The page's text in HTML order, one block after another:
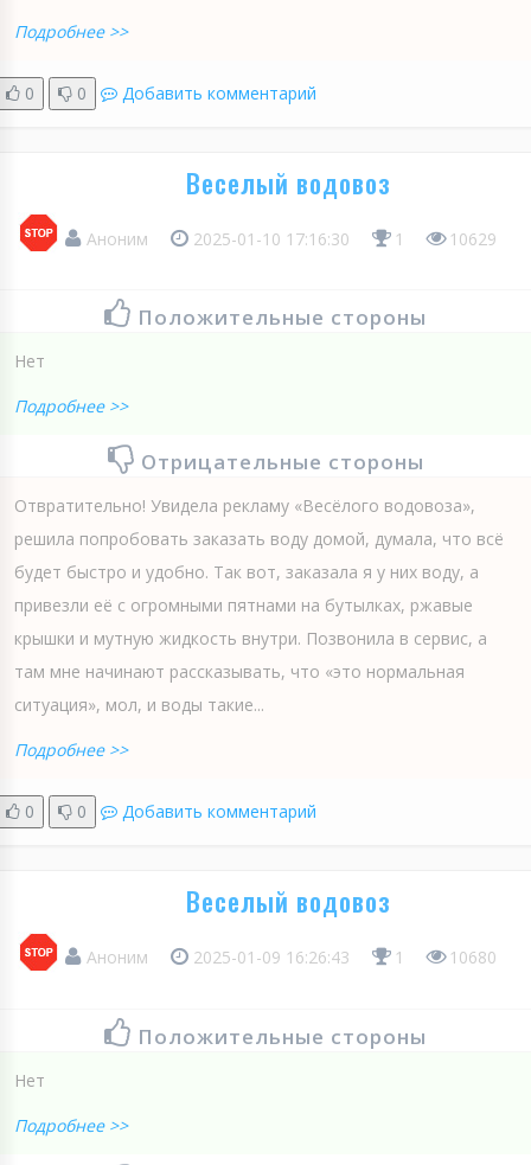
Подробнее >>
0 0 Добавить комментарий
Веселый водовоз
Аноним 2025-01-10 17:16:30 1 10629
Положительные стороны
Нет
Подробнее >>
Отрицательные стороны
Отвратительно! Увидела рекламу «Весёлого водовоза»,
решила попробовать заказать воду домой, думала, что всё
будет быстро и удобно. Так вот, заказала я у них воду, а
привезли её с огромными пятнами на бутылках, ржавые
крышки и мутную жидкость внутри. Позвонила в сервис, а
там мне начинают рассказывать, что «это нормальная
ситуация», мол, и воды такие...
Подробнее >>
0 0 Добавить комментарий
Веселый водовоз
Аноним 2025-01-09 16:26:43 1 10680
Положительные стороны
Нет
Подробнее >>